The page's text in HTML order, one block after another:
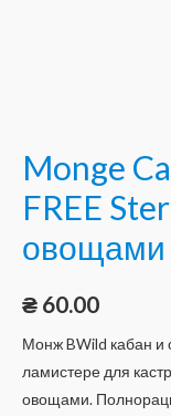
Monge
FREE
овощами
₴ 60.00
Монж BWild кабан и
ламистере для
овощами.